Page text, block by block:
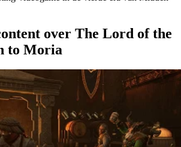
over The Lord of the
to Moria